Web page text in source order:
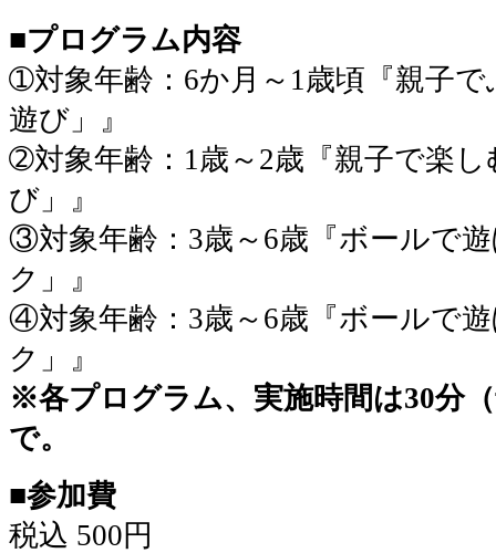
■プログラム内容
➀対象年齢：6か月～1歳頃『親子
遊び」』
➁対象年齢：1歳～2歳『親子で楽
び」』
③対象年齢：3歳～6歳『ボールで
ク」』
④対象年齢：3歳～6歳『ボールで
ク」』
※各プログラム、実施時間は30分
で。
■参加費
税込 500円